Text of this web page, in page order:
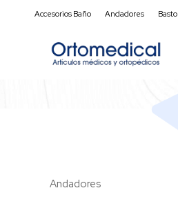
Accesorios Baño Andadores
Andadores